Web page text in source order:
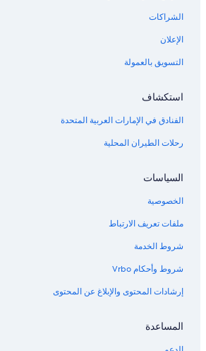
الشراكات
الإعلان
التسويق بالعمولة
استكشاف
الفنادق في الإمارات العربية المتحدة
رحلات الطيران المحلية
السياسات
الخصوصية
ملفات تعريف الارتباط
شروط الخدمة
شروط وأحكام Vrbo
إرشادات المحتوى والإبلاغ عن المحتوى
المساعدة